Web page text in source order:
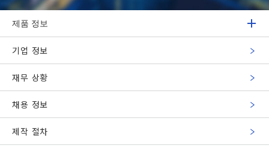
제품 정보
기업 정보
재무 상황
채용 정보
제작 절차